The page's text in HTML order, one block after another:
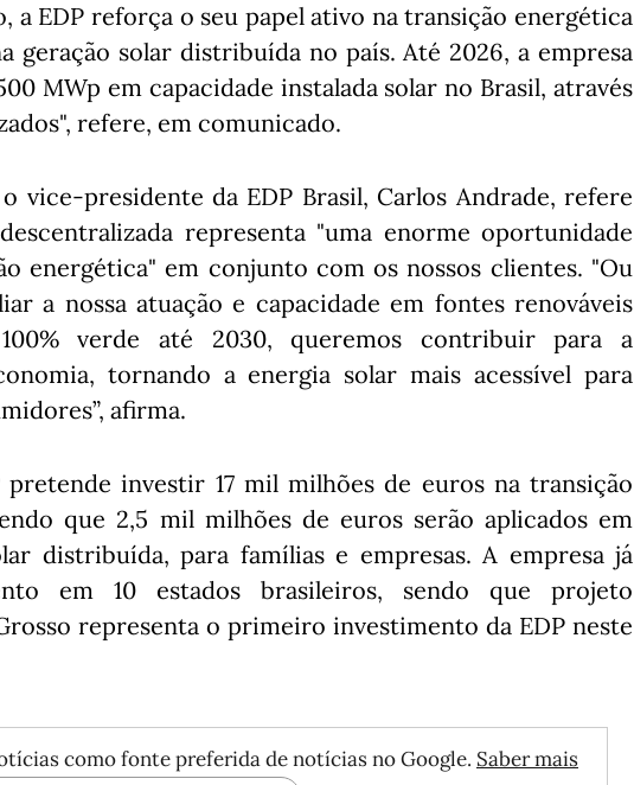
a EDP reforça o seu papel ativo na transição energética
geração solar distribuída no país. Até 2026, a empresa
MWp em capacidade instalada solar no Brasil, através
refere, em comunicado.
vice-presidente da EDP Brasil, Carlos Andrade, refere
representa "uma enorme oportunidade
energética" em conjunto com os nossos clientes. "Ou
a nossa atuação e capacidade em fontes renováveis
verde até 2030, queremos contribuir para a
tornando a energia solar mais acessível para
afirma.
pretende investir 17 mil milhões de euros na transição
que 2,5 mil milhões de euros serão aplicados em
distribuída, para famílias e empresas. A empresa já
em 10 estados brasileiros, sendo que projeto
representa o primeiro investimento da EDP neste
como fonte preferida de notícias no Google. Saber mais